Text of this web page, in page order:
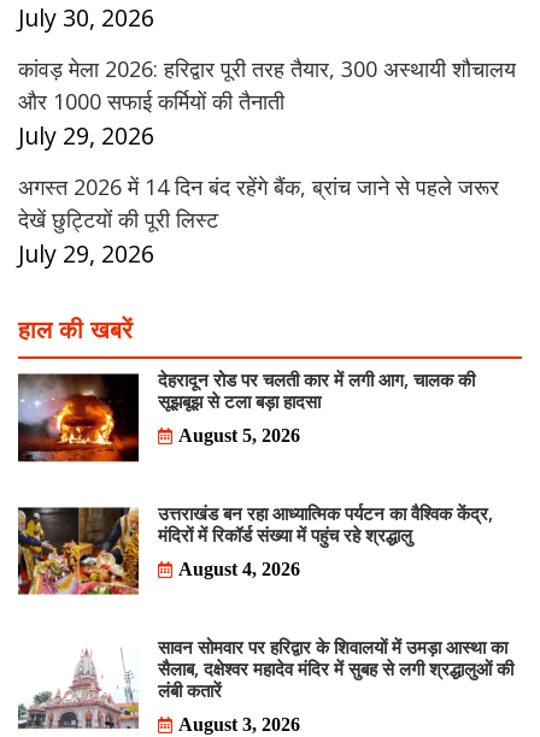
July 30, 2026
कांवड़ मेला 2026: हरिद्वार पूरी तरह तैयार, 300 अस्थायी शौचालय
और 1000 सफाई कर्मियों की तैनाती
July 29, 2026
अगस्त 2026 में 14 दिन बंद रहेंगे बैंक, ब्रांच जाने से पहले जरूर
देखें छुट्टियों की पूरी लिस्ट
July 29, 2026
हाल की खबरें
देहरादून रोड पर चलती कार में लगी आग, चालक की
सूझबूझ से टला बड़ा हादसा
August 5, 2026
उत्तराखंड बन रहा आध्यात्मिक पर्यटन का वैश्विक केंद्र,
मंदिरों में रिकॉर्ड संख्या में पहुंच रहे श्रद्धालु
August 4, 2026
सावन सोमवार पर हरिद्वार के शिवालयों में उमड़ा आस्था का
सैलाब, दक्षेश्वर महादेव मंदिर में सुबह से लगी श्रद्धालुओं की
लंबी कतारें
August 3, 2026